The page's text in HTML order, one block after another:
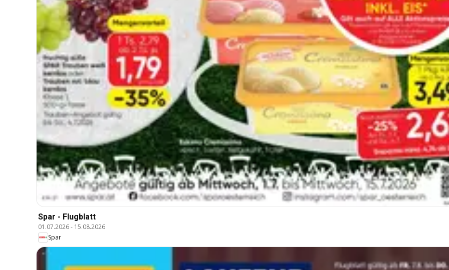
Spar - Flugblatt
01.07.2026- 15.08.2026
Spar